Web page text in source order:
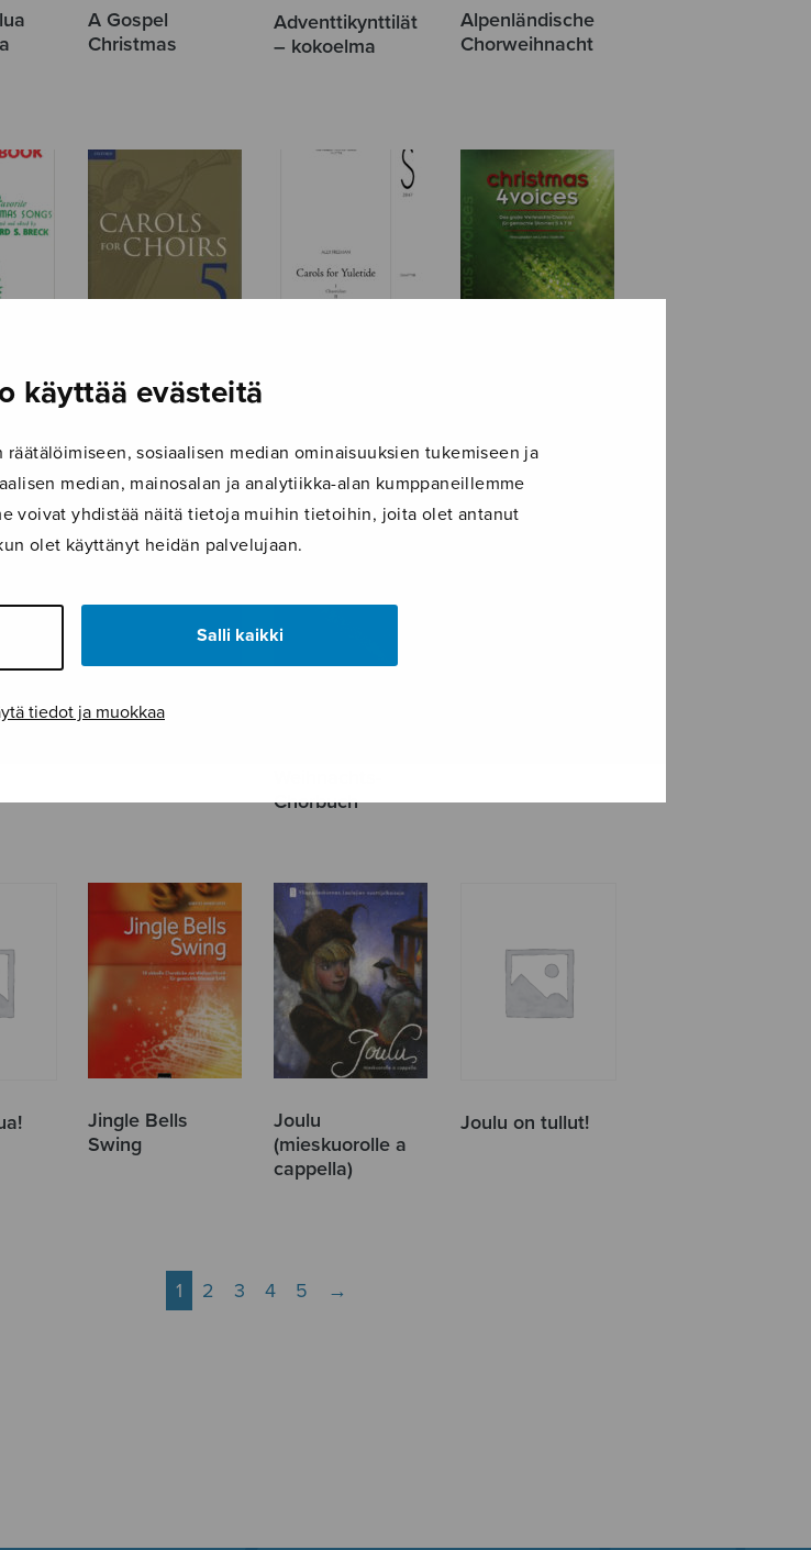
käyttää evästeitä
sosiaalisen median ominaisuuksien tukemiseen ja
median, mainosalan ja analytiikka-alan kumppaneillemme
voivat yhdistää näitä tietoja muihin tietoihin, joita olet antanut
olet käyttänyt heidän palvelujaan.
Salli kaikki
tiedot ja muokkaa
A Gospel
Christmas
Adventtikynttilät
– kokoelma
Alpenländische
Chorweihnacht
Carol
Carols for Choirs
5
Chorbuch
Jingle Bells
Swing
Joulu
(mieskuorolle a
cappella)
Joulu on tullut!
1 2 3 4 5 →